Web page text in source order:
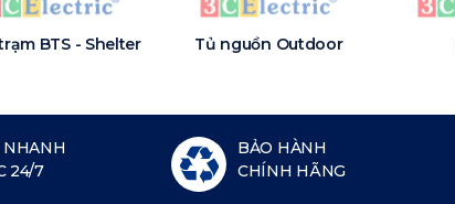
BTS - Shelter Tủ nguồn Outdoor
NHANH
24/7
BẢO HÀNH
CHÍNH HÃNG